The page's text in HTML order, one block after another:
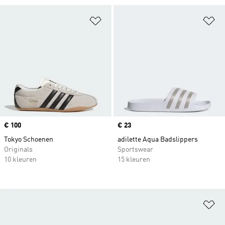
Price
€ 100
Tokyo Schoenen
Originals
10 kleuren
Price
€ 23
adilette Aqua Badslippers
Sportswear
15 kleuren